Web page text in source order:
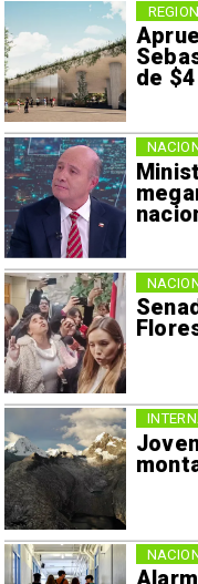
de